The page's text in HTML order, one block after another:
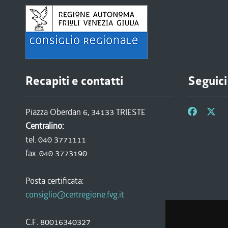
Recapiti e contatti
Piazza Oberdan 6, 34133 TRIESTE
Centralino:
tel. 040 3771111
fax. 040 3773190
Posta certificata:
consiglio@certregione.fvg.it
C.F. 80016340327